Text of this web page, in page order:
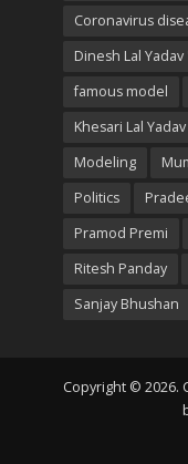
Coronavirus
Dinesh Lal
famous model
Khesari Lal Yadav
Modeling
Politics
Pramod Premi
Ritesh Panday
Sanjay Bhushan
Copyright © 2026.